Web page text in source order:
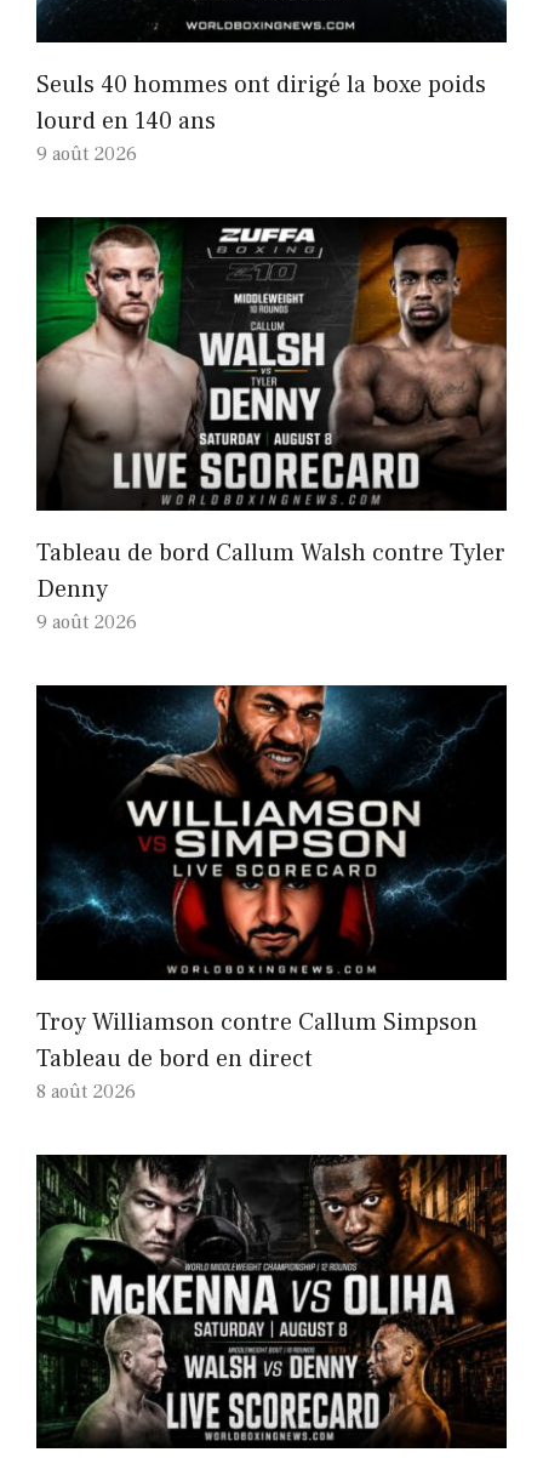
Seuls 40 hommes ont dirigé la boxe poids
lourd en 140 ans
9 août 2026
Tableau de bord Callum Walsh contre Tyler
Denny
9 août 2026
Troy Williamson contre Callum Simpson
Tableau de bord en direct
8 août 2026